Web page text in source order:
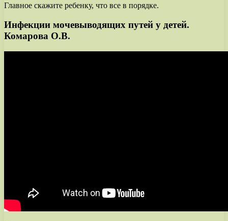
Главное скажите ребенку, что все в порядке.
Инфекции мочевыводящих путей у детей.
Комарова О.В.